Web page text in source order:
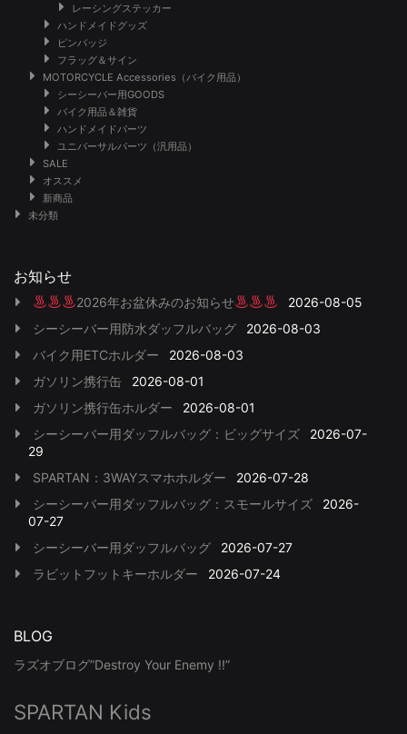
レーシングステッカー
ハンドメイドグッズ
ピンバッジ
フラッグ＆サイン
MOTORCYCLE Accessories（バイク用品）
シーシーバー用GOODS
バイク用品＆雑貨
ハンドメイドパーツ
ユニバーサルパーツ（汎用品）
SALE
オススメ
新商品
未分類
お知らせ
2026年お盆休みのお知らせ
2026-08-05
シーシーバー用防水ダッフルバッグ
2026-08-03
バイク用ETCホルダー
2026-08-03
ガソリン携行缶
2026-08-01
ガソリン携行缶ホルダー
2026-08-01
シーシーバー用ダッフルバッグ：ビッグサイズ
2026-07-
29
SPARTAN：3WAYスマホホルダー
2026-07-28
シーシーバー用ダッフルバッグ：スモールサイズ
2026-
07-27
シーシーバー用ダッフルバッグ
2026-07-27
ラビットフットキーホルダー
2026-07-24
BLOG
ラズオブログ”Destroy Your Enemy !!”
SPARTAN Kids